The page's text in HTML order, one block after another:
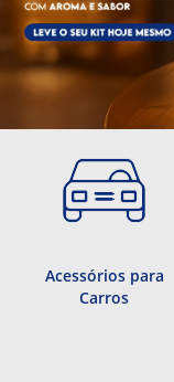
Acessórios para
Carros